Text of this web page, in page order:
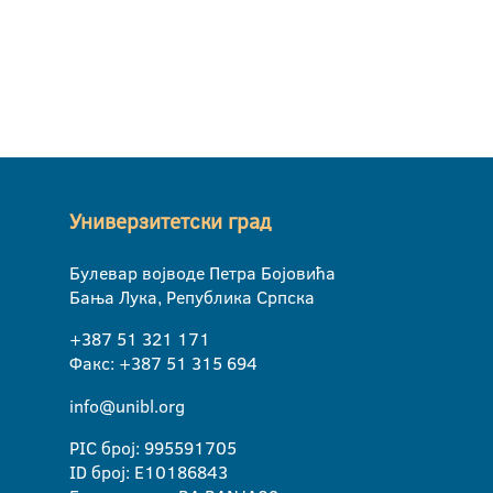
Универзитетски град
Булевар војводе Петра Бојовића
Бања Лука, Република Српска
+387 51 321 171
Факс: +387 51 315 694
info@unibl.org
PIC број: 995591705
ID број: E10186843